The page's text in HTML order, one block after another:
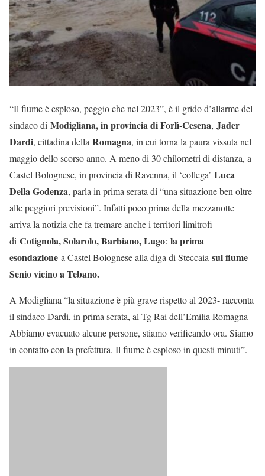
“Il fiume è esploso, peggio che nel 2023”, è il grido d’allarme del
sindaco di Modigliana, in provincia di Forlì-Cesena, Jader
Dardi, cittadina della Romagna, in cui torna la paura vissuta nel
maggio dello scorso anno. A meno di 30 chilometri di distanza, a
Castel Bolognese, in provincia di Ravenna, il ‘collega’ Luca
Della Godenza, parla in prima serata di “una situazione ben oltre
alle peggiori previsioni”. Infatti poco prima della mezzanotte
arriva la notizia che fa tremare anche i territori limitrofi
di Cotignola, Solarolo, Barbiano, Lugo: la prima
esondazione a Castel Bolognese alla diga di Steccaia sul fiume
Senio vicino a Tebano.
A Modigliana “la situazione è più grave rispetto al 2023- racconta
il sindaco Dardi, in prima serata, al Tg Rai dell’Emilia Romagna-
Abbiamo evacuato alcune persone, stiamo verificando ora. Siamo
in contatto con la prefettura. Il fiume è esploso in questi minuti”.